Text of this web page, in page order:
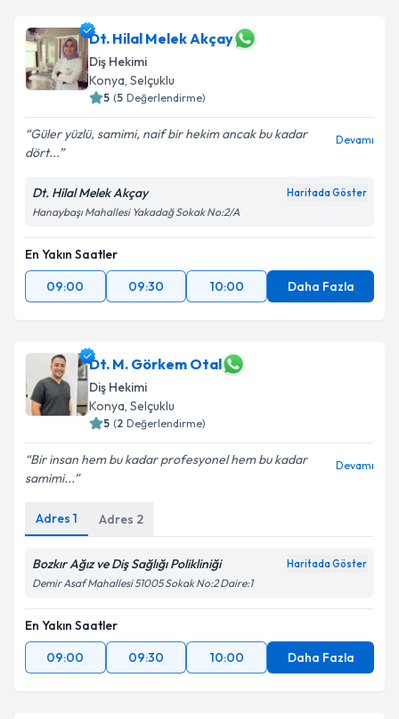
Dt. Hilal Melek Akçay
Diş Hekimi
Konya, Selçuklu
5 (5 Değerlendirme)
Güler yüzlü, samimi, naif bir hekim ancak bu kadar
dört...
Devamı
Dt. Hilal Melek Akçay Haritada Göster
Hanaybaşı Mahallesi Yakadağ Sokak No:2/A
En Yakın Saatler
09:00
09:30 10:00 Daha Fazla
Dt. M. Görkem Otal
Diş Hekimi
Konya, Selçuklu
5 (2 Değerlendirme)
Bir insan hem bu kadar profesyonel hem bu kadar
samimi...
Devamı
Adres 1 Adres 2
Bozkır Ağız ve Diş Sağlığı Polikliniği Haritada Göster
Demir Asaf Mahallesi 51005 Sokak No:2 Daire:1
En Yakın Saatler
09:00
09:30 10:00 Daha Fazla